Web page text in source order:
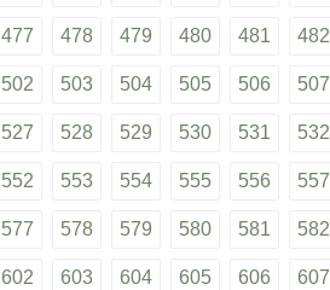
477 478 479 480 481 482
502 503 504 505 506 507
527 528 529 530 531 532
552 553 554 555 556 557
577 578 579 580 581 582
602 603 604 605 606 607